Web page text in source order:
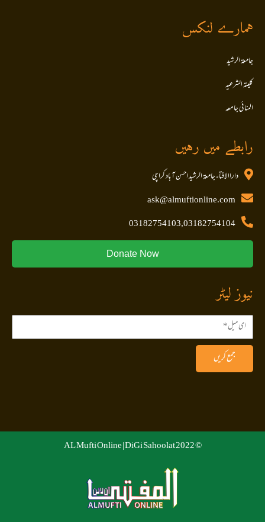
ہمارے لنکس
جامعۃ الرشید
کلیتہ الشرعیہ
المنا ئی جا معہ
رابطے میں رہیں
داراالافتاء جامعۃ الرشید احسن آباد کراچی
ask@almuftionline.com
03182754103,03182754104
Donate Now
نیوز لیٹر
جمع کریں
© 2022 AL Mufti Online |
DiGi Sahoolat